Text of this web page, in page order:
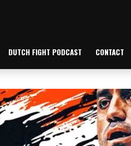
DUTCH FIGHT PODCAST CONTACT